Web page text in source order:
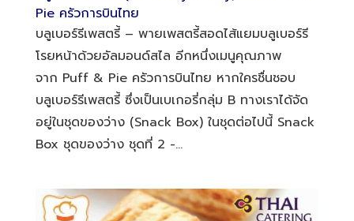
Pie ครัวการบินไทย
บลูเบอร์รีเพสตรี้ – พายเพสตรี้สอดไส้แยมบลูเบอร์รี
โรยหน้าด้วยอัลมอนด์สไล อีกหนึ่งเมนูคุณภาพ
จาก Puff & Pie ครัวการบินไทย หากใครชื่นชอบ
บลูเบอร์รีเพสตรี้ ซึ่งเป็นเบเกอรี่กลุ่ม B ทางเราได้จัด
อยู่ในชุดของว่าง (Snack Box) ในชุดต่อไปนี้ Snack
Box ชุดของว่าง ชุดที่ 2 -...